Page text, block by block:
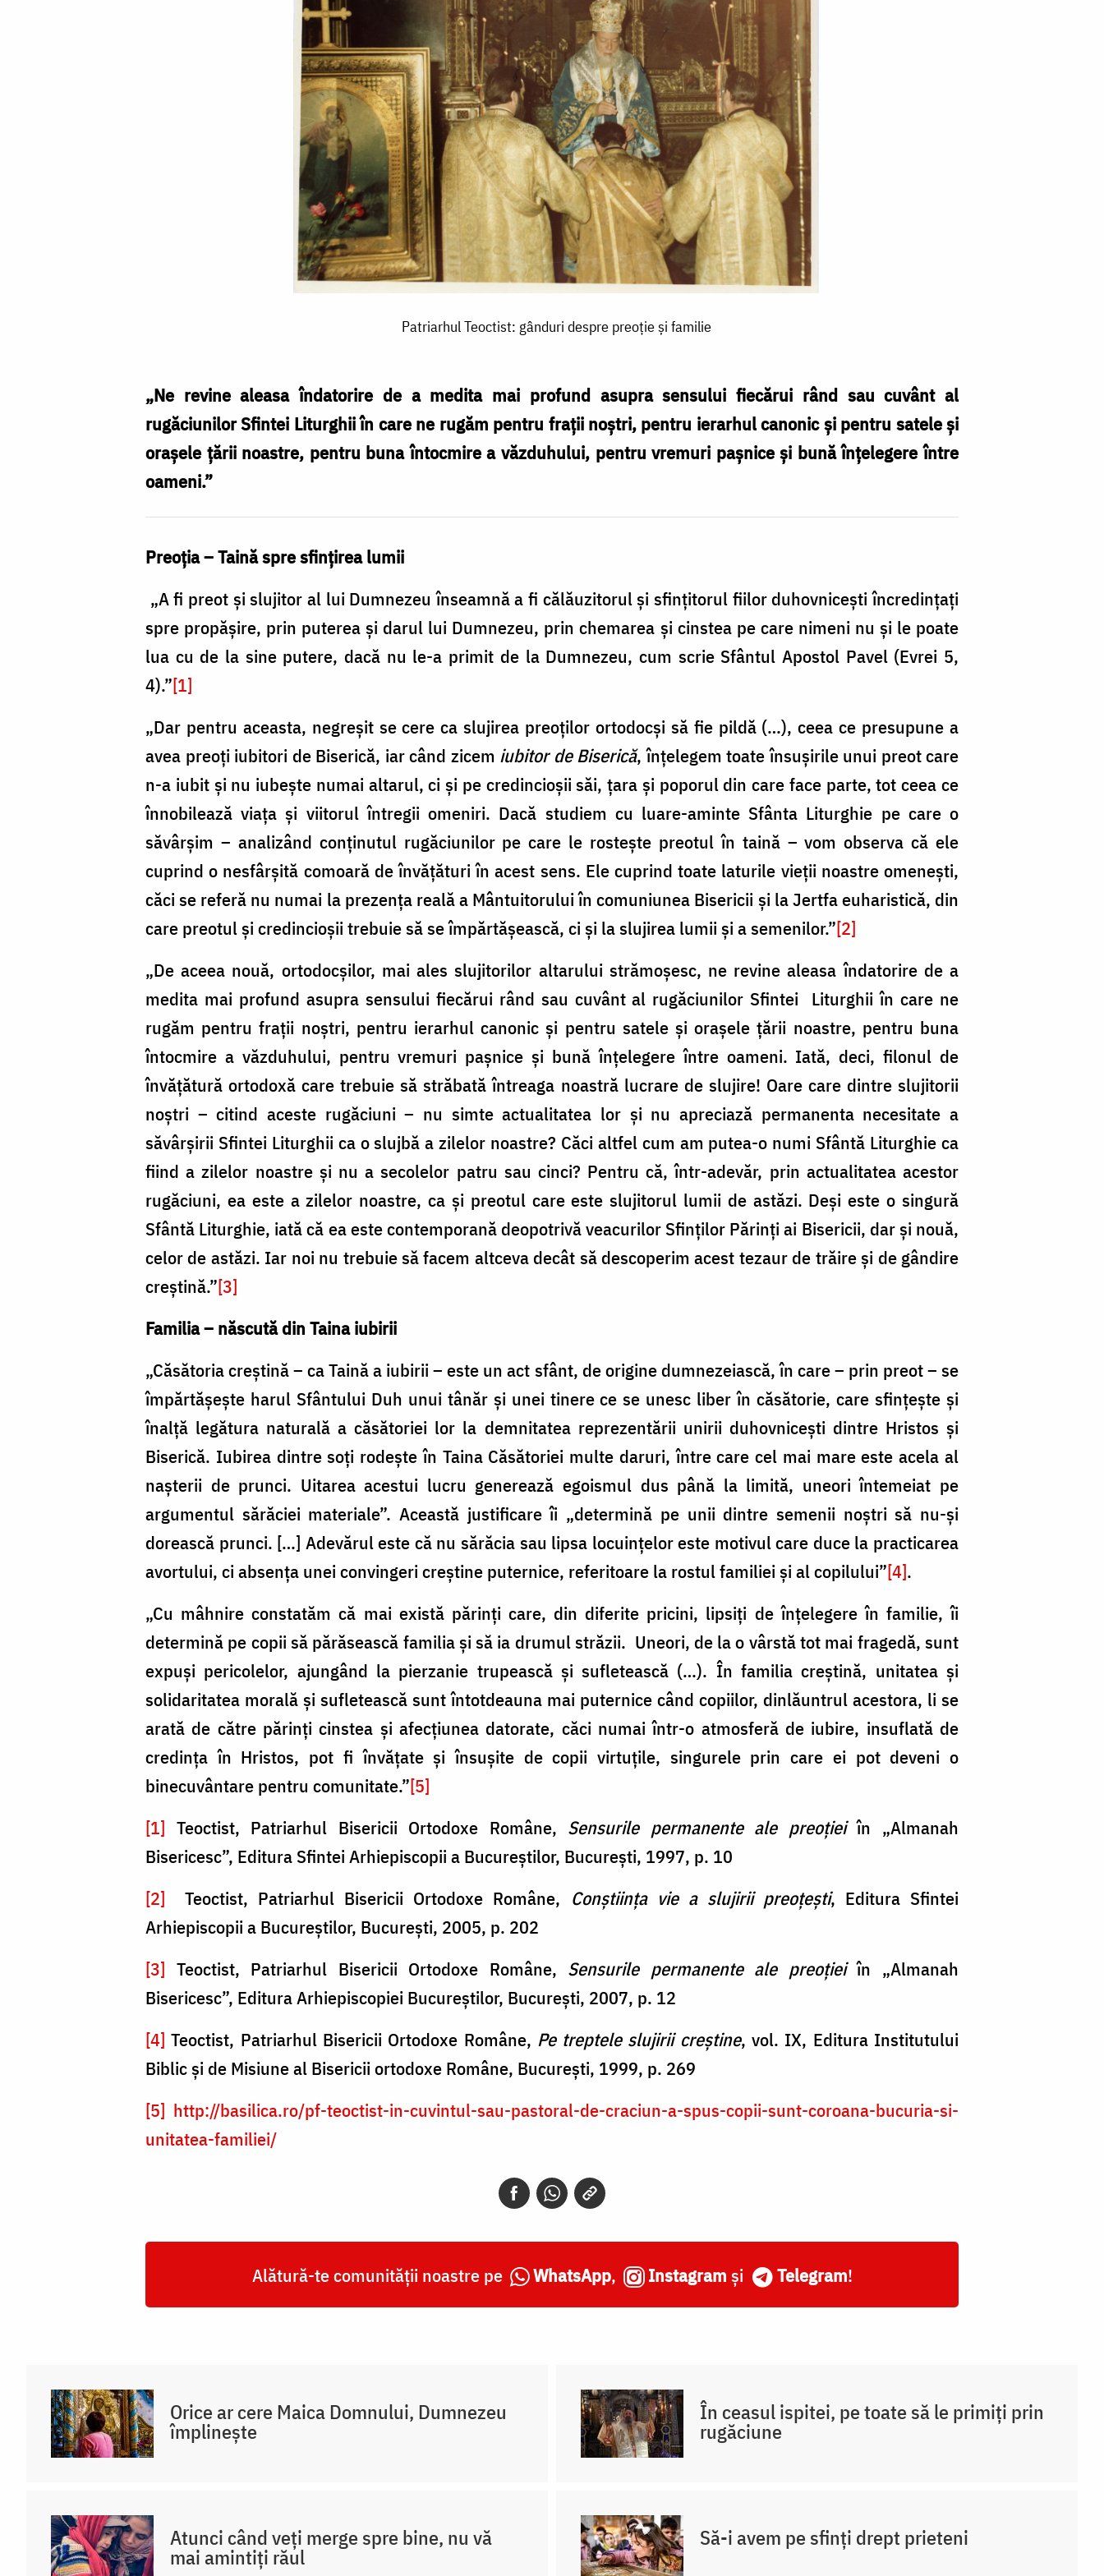
Patriarhul Teoctist: gânduri despre preoție și familie
„Ne revine aleasa îndatorire de a medita mai profund asupra sensului fiecărui rând sau cuvânt al
rugăciunilor Sfintei Liturghii în care ne rugăm pentru fraţii noştri, pentru ierarhul canonic şi pentru satele şi
oraşele ţării noastre, pentru buna întocmire a văzduhului, pentru vremuri paşnice şi bună înţelegere între
oameni.”
Preoţia – Taină spre sfinţirea lumii
„A fi preot şi slujitor al lui Dumnezeu înseamnă a fi călăuzitorul şi sfinţitorul fiilor duhovniceşti încredinţaţi
spre propăşire, prin puterea şi darul lui Dumnezeu, prin chemarea şi cinstea pe care nimeni nu şi le poate
lua cu de la sine putere, dacă nu le-a primit de la Dumnezeu, cum scrie Sfântul Apostol Pavel (Evrei 5,
4).”[1]
„Dar pentru aceasta, negreşit se cere ca slujirea preoţilor ortodocşi să fie pildă (…), ceea ce presupune a
avea preoţi iubitori de Biserică, iar când zicem iubitor de Biserică, înţelegem toate însuşirile unui preot care
n-a iubit şi nu iubeşte numai altarul, ci şi pe credincioşii săi, ţara şi poporul din care face parte, tot ceea ce
înnobilează viaţa şi viitorul întregii omeniri. Dacă studiem cu luare-aminte Sfânta Liturghie pe care o
săvârşim – analizând conţinutul rugăciunilor pe care le rosteşte preotul în taină – vom observa că ele
cuprind o nesfârşită comoară de învăţături în acest sens. Ele cuprind toate laturile vieţii noastre omeneşti,
căci se referă nu numai la prezenţa reală a Mântuitorului în comuniunea Bisericii şi la Jertfa euharistică, din
care preotul şi credincioşii trebuie să se împărtăşească, ci şi la slujirea lumii şi a semenilor.”[2]
„De aceea nouă, ortodocşilor, mai ales slujitorilor altarului strămoşesc, ne revine aleasa îndatorire de a
medita mai profund asupra sensului fiecărui rând sau cuvânt al rugăciunilor Sfintei Liturghii în care ne
rugăm pentru fraţii noştri, pentru ierarhul canonic şi pentru satele şi oraşele ţării noastre, pentru buna
întocmire a văzduhului, pentru vremuri paşnice şi bună înţelegere între oameni. Iată, deci, filonul de
învăţătură ortodoxă care trebuie să străbată întreaga noastră lucrare de slujire! Oare care dintre slujitorii
noştri – citind aceste rugăciuni – nu simte actualitatea lor şi nu apreciază permanenta necesitate a
săvârşirii Sfintei Liturghii ca o slujbă a zilelor noastre? Căci altfel cum am putea-o numi Sfântă Liturghie ca
fiind a zilelor noastre şi nu a secolelor patru sau cinci? Pentru că, într-adevăr, prin actualitatea acestor
rugăciuni, ea este a zilelor noastre, ca şi preotul care este slujitorul lumii de astăzi. Deşi este o singură
Sfântă Liturghie, iată că ea este contemporană deopotrivă veacurilor Sfinţilor Părinţi ai Bisericii, dar şi nouă,
celor de astăzi. Iar noi nu trebuie să facem altceva decât să descoperim acest tezaur de trăire şi de gândire
creştină.”[3]
Familia – născută din Taina iubirii
„Căsătoria creştină – ca Taină a iubirii – este un act sfânt, de origine dumnezeiască, în care – prin preot – se
împărtăşeşte harul Sfântului Duh unui tânăr şi unei tinere ce se unesc liber în căsătorie, care sfinţeşte şi
înalţă legătura naturală a căsătoriei lor la demnitatea reprezentării unirii duhovniceşti dintre Hristos şi
Biserică. Iubirea dintre soţi rodeşte în Taina Căsătoriei multe daruri, între care cel mai mare este acela al
naşterii de prunci. Uitarea acestui lucru generează egoismul dus până la limită, uneori întemeiat pe
argumentul sărăciei materiale”. Această justificare îi „determină pe unii dintre semenii noştri să nu-şi
dorească prunci. […] Adevărul este că nu sărăcia sau lipsa locuinţelor este motivul care duce la practicarea
avortului, ci absenţa unei convingeri creştine puternice, referitoare la rostul familiei şi al copilului”[4].
„Cu mâhnire constatăm că mai există părinţi care, din diferite pricini, lipsiţi de înţelegere în familie, îi
determină pe copii să părăsească familia şi să ia drumul străzii. Uneori, de la o vârstă tot mai fragedă, sunt
expuşi pericolelor, ajungând la pierzanie trupească şi sufletească (…). În familia creştină, unitatea şi
solidaritatea morală şi sufletească sunt întotdeauna mai puternice când copiilor, dinlăuntrul acestora, li se
arată de către părinţi cinstea şi afecţiunea datorate, căci numai într-o atmosferă de iubire, insuflată de
credinţa în Hristos, pot fi învăţate şi însuşite de copii virtuţile, singurele prin care ei pot deveni o
binecuvântare pentru comunitate.”[5]
[1] Teoctist, Patriarhul Bisericii Ortodoxe Române, Sensurile permanente ale preoţieiîn „Almanah
Bisericesc”, Editura Sfintei Arhiepiscopii a Bucureştilor, Bucureşti, 1997, p. 10
[2] Teoctist, Patriarhul Bisericii Ortodoxe Române, Conştiinţa vie a slujirii preoţeşti, Editura Sfintei
Arhiepiscopii a Bucureştilor, Bucureşti, 2005, p. 202
[3] Teoctist, Patriarhul Bisericii Ortodoxe Române, Sensurile permanente ale preoţieiîn „Almanah
Bisericesc”, Editura Arhiepiscopiei Bucureştilor, Bucureşti, 2007, p. 12
[4] Teoctist, Patriarhul Bisericii Ortodoxe Române, Pe treptele slujirii creştine, vol. IX, Editura Institutului
Biblic şi de Misiune al Bisericii ortodoxe Române, Bucureşti, 1999, p. 269
[5] http://basilica.ro/pf-teoctist-in-cuvintul-sau-pastoral-de-craciun-a-spus-copii-sunt-coroana-bucuria-si-
unitatea-familiei/
Alătură-te comunității noastre pe WhatsApp, Instagram și Telegram!
Orice ar cere Maica Domnului, Dumnezeu
împlinește
În ceasul ispitei, pe toate să le primiți prin
rugăciune
Atunci când veți merge spre bine, nu vă
mai amintiți răul
Să-i avem pe sfinți drept prieteni